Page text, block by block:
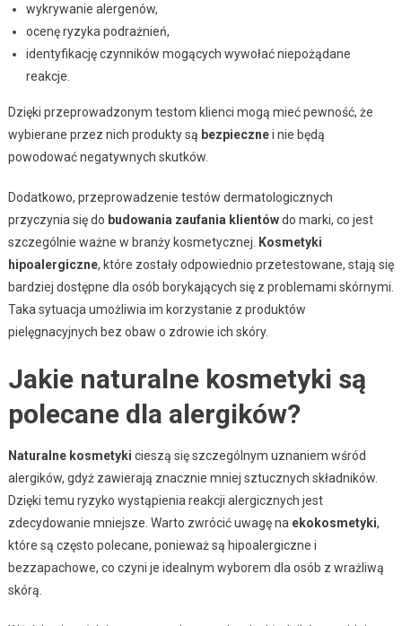
wykrywanie alergenów,
ocenę ryzyka podrażnień,
identyfikację czynników mogących wywołać niepożądane
reakcje.
Dzięki przeprowadzonym testom klienci mogą mieć pewność, że
wybierane przez nich produkty są bezpiecznei nie będą
powodować negatywnych skutków.
Dodatkowo, przeprowadzenie testów dermatologicznych
przyczynia się do budowania zaufania klientówdo marki, co jest
szczególnie ważne w branży kosmetycznej.
Kosmetyki
hipoalergiczne, które zostały odpowiednio przetestowane, stają się
bardziej dostępne dla osób borykających się z problemami skórnymi.
Taka sytuacja umożliwia im korzystanie z produktów
pielęgnacyjnych bez obaw o zdrowie ich skóry.
Jakie naturalne kosmetyki są
polecane dla alergików?
Naturalne kosmetyki cieszą się szczególnym uznaniem wśród
alergików, gdyż zawierają znacznie mniej sztucznych składników.
Dzięki temu ryzyko wystąpienia reakcji alergicznych jest
zdecydowanie mniejsze. Warto zwrócić uwagę na ekokosmetyki,
które są często polecane, ponieważ są hipoalergiczne i
bezzapachowe, co czyni je idealnym wyborem dla osób z wrażliwą
skórą.